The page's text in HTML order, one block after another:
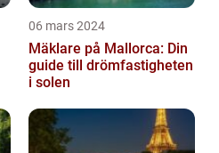
06 mars 2024
Mäklare på Mallorca: Din
guide till drömfastigheten
i solen